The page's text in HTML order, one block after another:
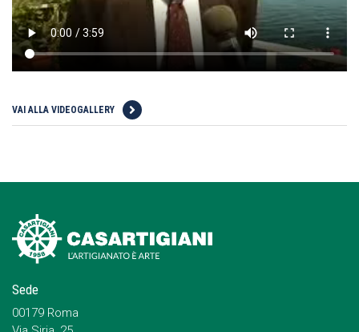
VAI ALLA VIDEOGALLERY
Sede
00179 Roma